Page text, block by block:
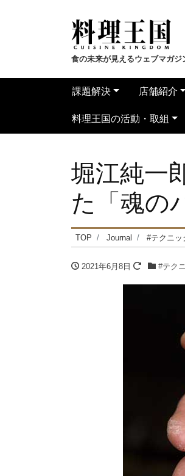
食の未来が見えるウェブマガジ
課題解決 店舗紹介
料理王国の活動・取組
堀江純一
た「魂の
TOP Journal #テクニッ
2021年6月8日 #テク